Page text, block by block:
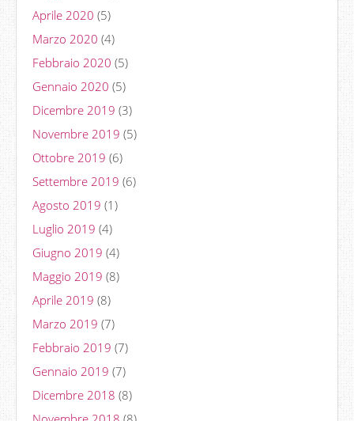
Aprile 2020 (5)
Marzo 2020 (4)
Febbraio 2020 (5)
Gennaio 2020 (5)
Dicembre 2019 (3)
Novembre 2019 (5)
Ottobre 2019 (6)
Settembre 2019 (6)
Agosto 2019 (1)
Luglio 2019 (4)
Giugno 2019 (4)
Maggio 2019 (8)
Aprile 2019 (8)
Marzo 2019 (7)
Febbraio 2019 (7)
Gennaio 2019 (7)
Dicembre 2018 (8)